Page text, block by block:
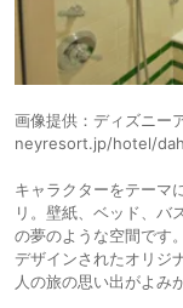
画像提供：ディズニ
neyresort.jp/hotel/
キャラクターをテーマ
リ。壁紙、ベッド、バ
の夢のような空間です
デザインされたオリジ
人の旅の思い出がよみ